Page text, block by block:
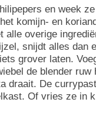
en week
komijn- en
alle overige
snijdt alles dan
grover laten.
de blender ruw
draait. De
Of vries ze in